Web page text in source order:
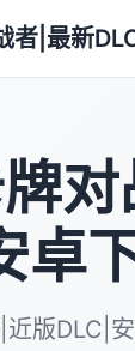
者|最新
卓
版DLC|